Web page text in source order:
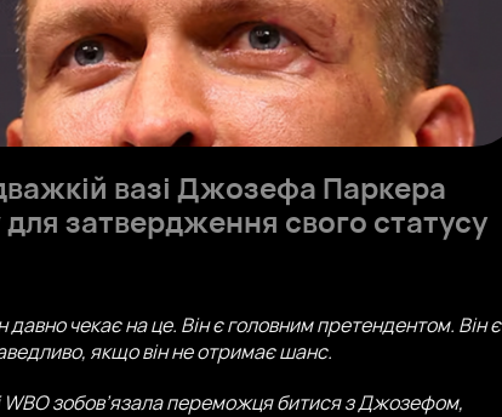
вазі Джозефа Паркера
для затвердження свого статусу
давно чекає на це. Він є головним претендентом. Він є
якщо він не отримає шанс.
зобов’язала переможця битися з Джозефом,